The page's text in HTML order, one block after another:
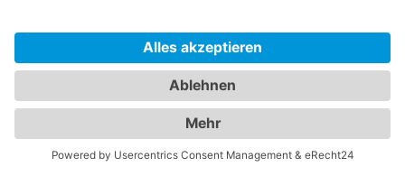
»No one achieves greatness without a little
help along the way.«, John Maxwell